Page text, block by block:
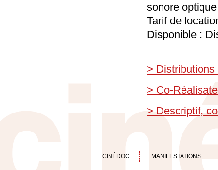
sonore optique
Tarif de
Disponible :
> Distributions
> Co-
> Descriptif,
CINÉDOC MANIFESTATIONS